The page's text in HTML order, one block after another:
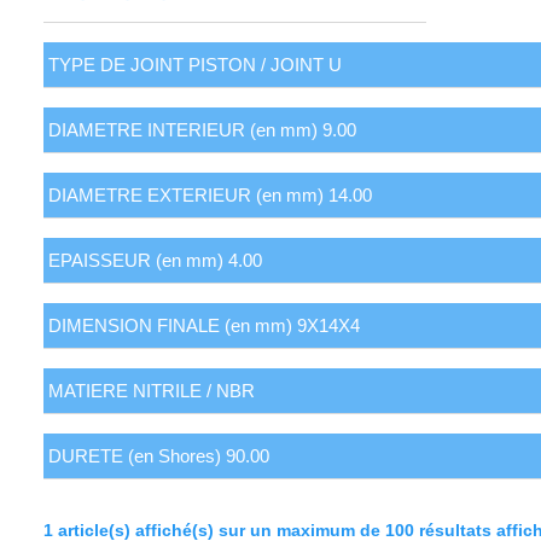
1 article(s) affiché(s) sur un maximum de 100 résultats